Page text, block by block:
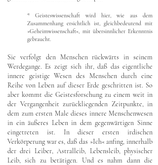
* Geisteswissenschaft wird hier, wie aus dem
Zusammenhang ersichtlich ist, gleichbedeutend mit
»Geheimwissenschaft«, mit übersinnlicher Erkenntnis
gebraucht.
Sie verfolgt den Menschen rückwärts in seinem
Werdegange. Es zeigt sich ihr, daß das eigentliche
innere geistige Wesen des Menschen durch eine
Reihe von Leben auf dieser Erde geschritten ist. So
aber kommt die Geistesforschung zu einem weit in
der Vergangenheit zurückliegenden Zeitpunkte, in
dem zum ersten Male dieses innere Menschenwesen
in ein äußeres Leben in dem gegenwärtigen Sinne
eingetreten ist. In dieser ersten irdischen
Verkörperung war es, daß das »Ich« anfing, innerhalb
der drei Leiber, Astralleib, Lebensleib, physischer
Leib, sich zu betätigen. Und es nahm dann die